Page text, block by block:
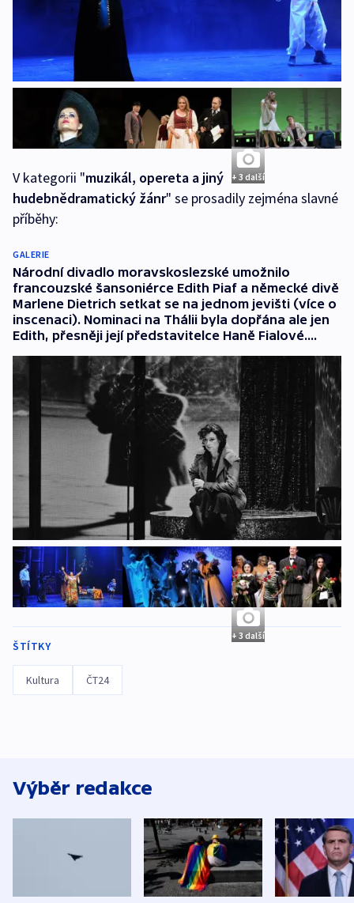
+ 3 další
V kategorii "muzikál, opereta a jiný
hudebnědramatický žánr" se prosadily zejména slavné
příběhy:
GALERIE
Národní divadlo moravskoslezské umožnilo
francouzské šansoniérce Edith Piaf a německé divě
Marlene Dietrich setkat se na jednom jevišti (více o
inscenaci). Nominaci na Thálii byla dopřána ale jen
Edith, přesněji její představitelce Haně Fialové....
+ 3 další
ŠTÍTKY
Kultura ČT24
Výběr redakce